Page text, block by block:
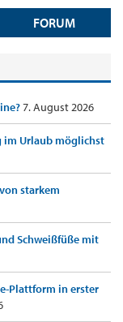
FORUM
7. August 2026
im Urlaub möglichst
starkem
Schweißfüße mit
Plattform in erster